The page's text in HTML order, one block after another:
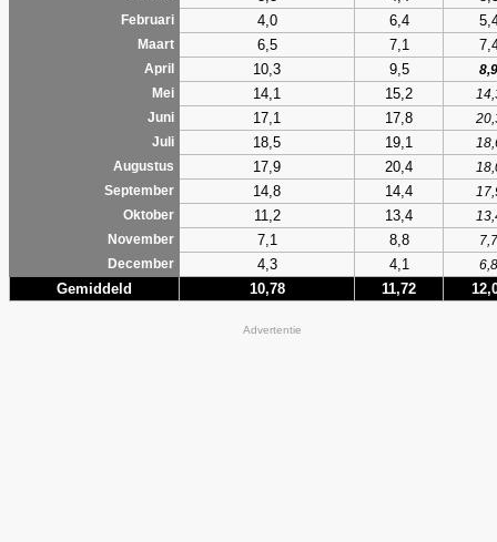
Februari 4,0 6,4
Maart 6,5 7,1
April 10,3 9,5
8,9
Mei
14,1 15,2
Juni
17,1 17,8
Juli
18,5 19,1
Augustus
17,9 20,4
September
14,8 14,4
Oktober
11,2 13,4
November
7,1 8,8
7,7
December
4,3 4,1 6,8
Gemiddeld 10,78 11,72
Advertentie